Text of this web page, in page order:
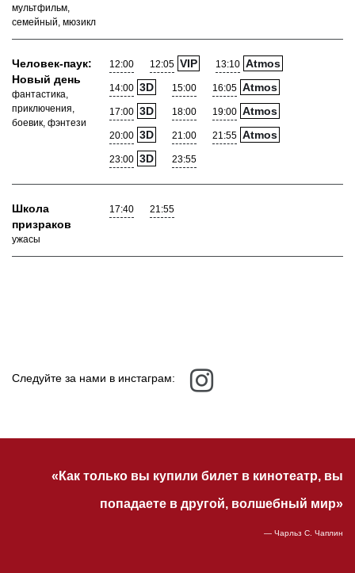
мультфильм,
семейный, мюзикл
Человек-паук:
Новый день
фантастика,
приключения,
боевик, фэнтези
12:00 12:05 VIP 13:10 Atmos
14:00 3D 15:00 16:05 Atmos
17:00 3D 18:00 19:00 Atmos
20:00 3D 21:00 21:55 Atmos
23:00 3D 23:55
Школа
призраков
ужасы
17:40 21:55
Следуйте за нами в инстаграм:
«Как только вы купили билет в кинотеатр, вы
попадаете в другой, волшебный мир»
— Чарльз С. Чаплин